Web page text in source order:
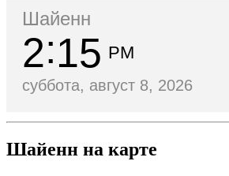
Шайенн
2 15 PM
суббота, август 8, 2026
Шайенн на карте